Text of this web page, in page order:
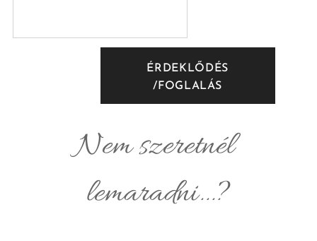
ÉRDEKLŐDÉS
/FOGLALÁS
Nem szeretnél
lemaradni...?